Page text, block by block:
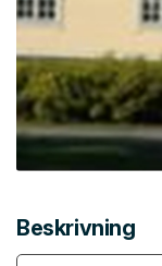
Beskrivning